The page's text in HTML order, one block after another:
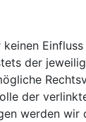
der
der
werden